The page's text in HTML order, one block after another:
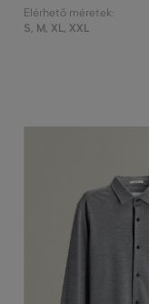
Elérhető méretek:
S, M, XL, XXL